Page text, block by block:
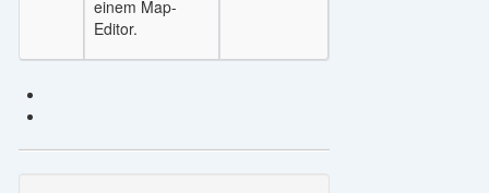
einem Map-
Editor.